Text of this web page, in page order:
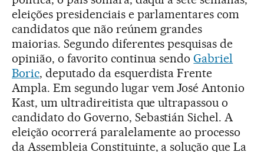
eleições presidenciais e parlamentares com
candidatos que não reúnem grandes
maiorias. Segundo diferentes pesquisas de
opinião, o favorito continua sendoGabriel
Boric, deputado da esquerdista Frente
Ampla. Em segundo lugar vem José Antonio
Kast, um ultradireitista que ultrapassou o
candidato do Governo, Sebastián Sichel. A
eleição ocorrerá paralelamente ao processo
da Assembleia Constituinte, a solução que La